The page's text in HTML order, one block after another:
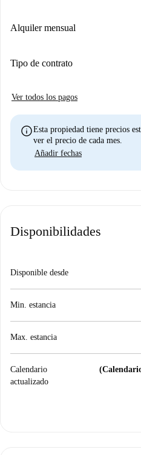
Alquiler mensual
Tipo de contrato
Ver todos los pagos
infoEsta propiedad tiene precios
ver el precio de cada mes.
Añadir fechas
Disponibilidades
Disponible desde
Min. estancia
Max. estancia
Calendario
actualizado